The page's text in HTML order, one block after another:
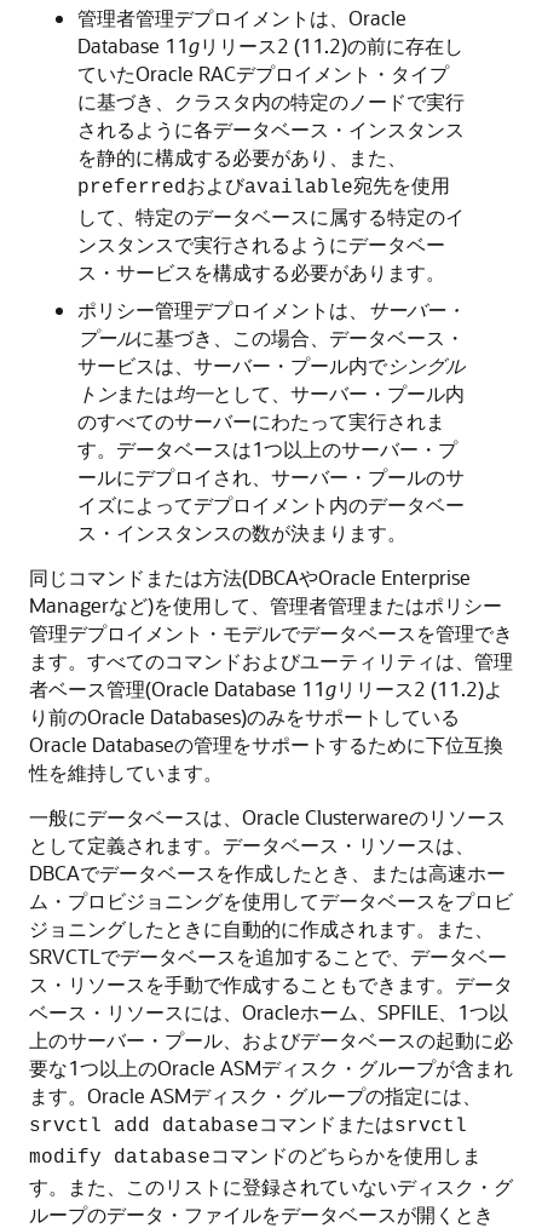
管理者管理デプロイメントは、Oracle
Database 11gリリース2 (11.2)の前に存在し
ていたOracle RACデプロイメント・タイプ
に基づき、クラスタ内の特定のノードで実行
されるように各データベース・インスタンス
を静的に構成する必要があり、また、
preferredおよびavailable宛先を使用
して、特定のデータベースに属する特定のイ
ンスタンスで実行されるようにデータベー
ス・サービスを構成する必要があります。
ポリシー管理デプロイメントは、 サーバー・
プールに基づき、この場合、データベース・
サービスは、サーバー・プール内でシングル
トンまたは均一として、サーバー・プール内
のすべてのサーバーにわたって実行されま
す。データベースは1つ以上のサーバー・プ
ールにデプロイされ、サーバー・プールのサ
イズによってデプロイメント内のデータベー
ス・インスタンスの数が決まります。
同じコマンドまたは方法(DBCAやOracle Enterprise
Managerなど)を使用して、管理者管理またはポリシー
管理デプロイメント・モデルでデータベースを管理でき
ます。すべてのコマンドおよびユーティリティは、管理
者ベース管理(Oracle Database 11gリリース2 (11.2)よ
り前のOracle Databases)のみをサポートしている
Oracle Databaseの管理をサポートするために下位互換
性を維持しています。
一般にデータベースは、Oracle Clusterwareのリソース
として定義されます。データベース・リソースは、
DBCAでデータベースを作成したとき、または高速ホー
ム・プロビジョニングを使用してデータベースをプロビ
ジョニングしたときに自動的に作成されます。また、
SRVCTLでデータベースを追加することで、データベー
ス・リソースを手動で作成することもできます。データ
ベース・リソースには、Oracleホーム、SPFILE、1つ以
上のサーバー・プール、およびデータベースの起動に必
要な1つ以上のOracle ASMディスク・グループが含まれ
ます。Oracle ASMディスク・グループの指定には、
srvctl add databaseコマンドまたはsrvctl
modify databaseコマンドのどちらかを使用しま
す。また、このリストに登録されていないディスク・グ
ループのデータ・ファイルをデータベースが開くとき